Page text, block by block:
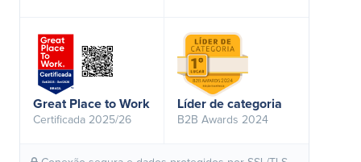
Great Place to Work
Certificada 2025/26
Líder de categoria
B2B Awards 2024